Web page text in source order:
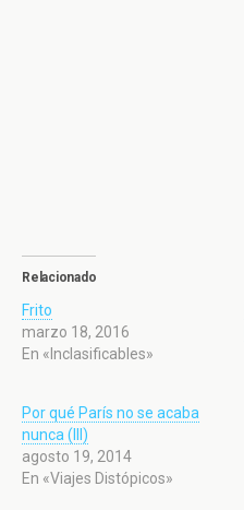
Relacionado
Frito
marzo 18, 2016
En «Inclasificables»
Por qué París no se acaba
nunca (III)
agosto 19, 2014
En «Viajes Distópicos»